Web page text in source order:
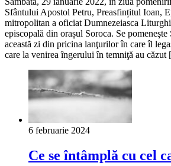
Sfântului Apostol Petru, Preasfințitul Ioan,
mitropolitan a oficiat Dumnezeiasca
episcopală din orașul Soroca. Se
această zi din pricina lanţurilor în care îl
care la venirea îngerului în temniţă au
6 februarie 2024
Ce se întâmplă cu cel